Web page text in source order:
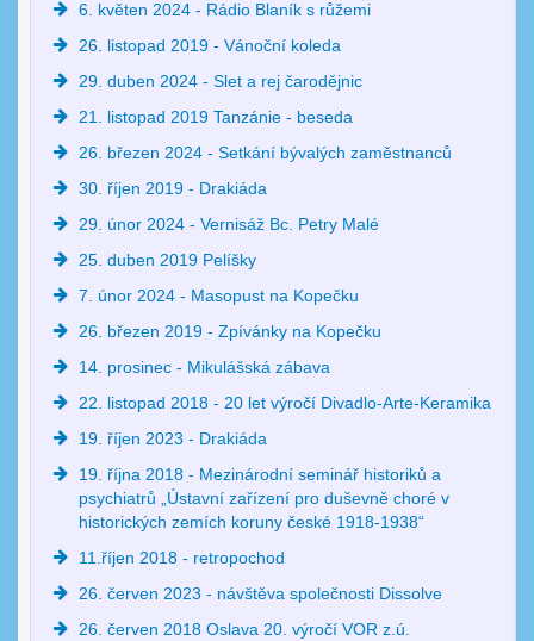
6. květen 2024 - Rádio Blaník s růžemi
26. listopad 2019 - Vánoční koleda
29. duben 2024 - Slet a rej čarodějnic
21. listopad 2019 Tanzánie - beseda
26. březen 2024 - Setkání bývalých zaměstnanců
30. říjen 2019 - Drakiáda
29. únor 2024 - Vernisáž Bc. Petry Malé
25. duben 2019 Pelíšky
7. únor 2024 - Masopust na Kopečku
26. březen 2019 - Zpívánky na Kopečku
14. prosinec - Mikulášská zábava
22. listopad 2018 - 20 let výročí Divadlo-Arte-Keramika
19. říjen 2023 - Drakiáda
19. října 2018 - Mezinárodní seminář historiků a
psychiatrů „Ústavní zařízení pro duševně choré v
historických zemích koruny české 1918-1938“
11.říjen 2018 - retropochod
26. červen 2023 - návštěva společnosti Dissolve
26. červen 2018 Oslava 20. výročí VOR z.ú.